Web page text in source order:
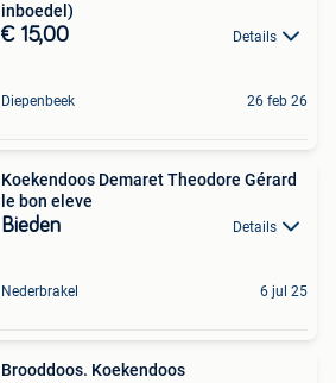
inboedel)
€ 15,00 Details
Diepenbeek 26 feb 26
Koekendoos Demaret Theodore Gérard
le bon eleve
Bieden Details
Nederbrakel 6 jul 25
Brooddoos. Koekendoos